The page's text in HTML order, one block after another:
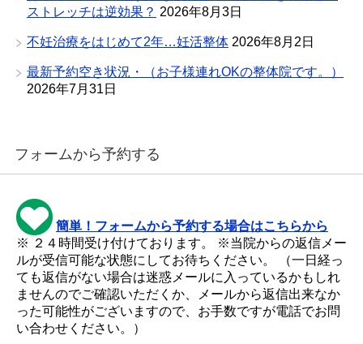
ストレッチは逆効果？ 2026年8月3日
不妊治療をはじめて2年…妊活整体 2026年8月2日
最新予約空き状況・（お子様連れOKの整体院です。）
2026年7月31日
フォームから予約する
簡単！フォームから予約する場合はこちらから
※ ２４時間受け付けております。 ※当院からの返信メー
ルが受信可能な状態にしてお待ちください。 （一日経っ
ても返信がない場合は迷惑メールに入っているかもしれ
ませんのでご確認いただくか、メールから返信出来なか
った可能性がございますので、お手数ですが電話でお問
い合わせください。）